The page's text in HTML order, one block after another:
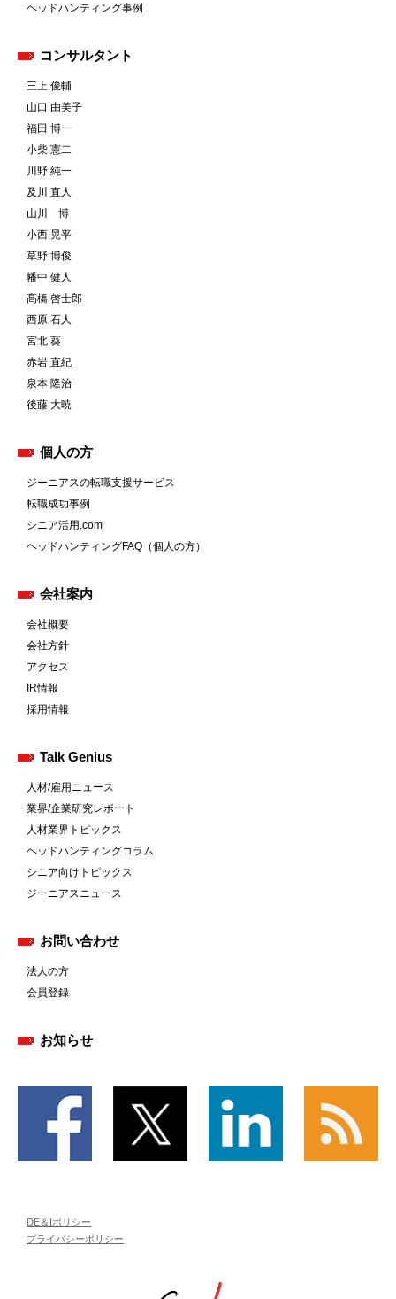
ヘッドハンティング事例
コンサルタント
三上 俊輔
山口 由美子
福田 博一
小柴 憲二
川野 純一
及川 直人
山川 博
小西 晃平
草野 博俊
幡中 健人
髙橋 啓士郎
西原 石人
宮北 葵
赤岩 直紀
泉本 隆治
後藤 大暁
個人の方
ジーニアスの転職支援サービス
転職成功事例
シニア活用.com
ヘッドハンティングFAQ（個人の方）
会社案内
会社概要
会社方針
アクセス
IR情報
採用情報
Talk Genius
人材/雇用ニュース
業界/企業研究レポート
人材業界トピックス
ヘッドハンティングコラム
シニア向けトピックス
ジーニアスニュース
お問い合わせ
法人の方
会員登録
お知らせ
DE＆Iポリシー
プライバシーポリシー